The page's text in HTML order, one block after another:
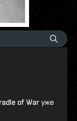
of War уже